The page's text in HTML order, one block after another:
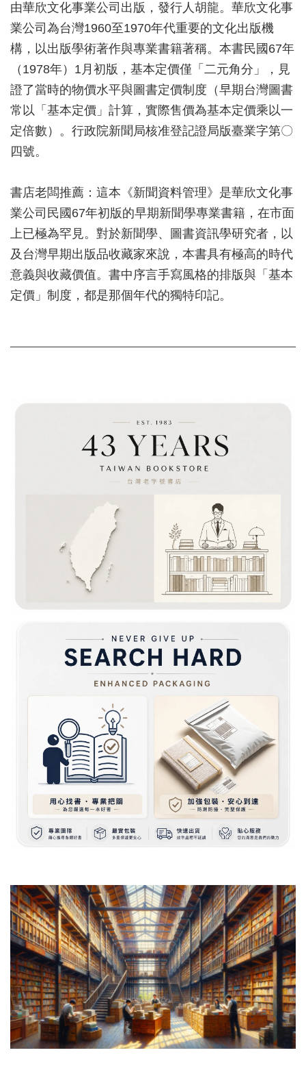
由華欣文化事業公司出版，發行人胡龍。華欣文化事
業公司為台灣1960至1970年代重要的文化出版機
構，以出版學術著作與專業書籍著稱。本書民國67年
（1978年）1月初版，基本定價僅「二元角分」，見
證了當時的物價水平與圖書定價制度（早期台灣圖書
常以「基本定價」計算，實際售價為基本定價乘以一
定倍數）。行政院新聞局核准登記證局版臺業字第〇
四號。
書店老闆推薦：這本《新聞資料管理》是華欣文化事
業公司民國67年初版的早期新聞學專業書籍，在市面
上已極為罕見。對於新聞學、圖書資訊學研究者，以
及台灣早期出版品收藏家來說，本書具有極高的時代
意義與收藏價值。書中序言手寫風格的排版與「基本
定價」制度，都是那個年代的獨特印記。